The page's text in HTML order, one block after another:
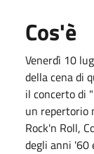
Cos'è
Venerdì 10
della cena di
il concerto di
un repertorio
Rock'n Roll,
degli anni '60